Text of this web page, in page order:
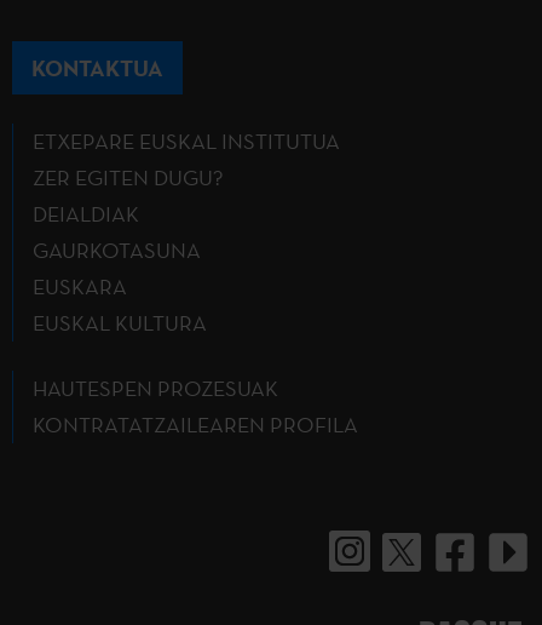
KONTAKTUA
ETXEPARE EUSKAL INSTITUTUA
ZER EGITEN DUGU?
DEIALDIAK
GAURKOTASUNA
EUSKARA
EUSKAL KULTURA
HAUTESPEN PROZESUAK
KONTRATATZAILEAREN PROFILA